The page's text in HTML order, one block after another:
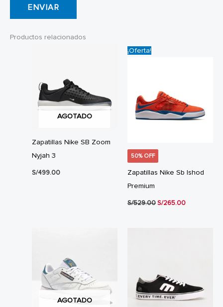
Productos relacionados
AGOTADO
Zapatillas Nike SB Zoom
Nyjah 3
S/499.00
¡Oferta!
50% OFF
Zapatillas Nike Sb Ishod
Premium
S/529.00 El
S/265.00El
AGOTADO